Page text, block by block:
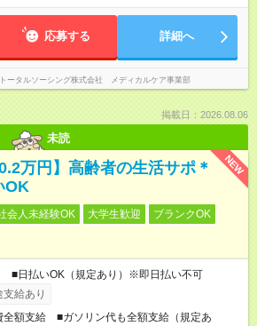
応募する 詳細へ
ータルソーシング株式会社 メディカルケア事業部
掲載日：2026.08.06
未読
NEW
万円】高齢者の生活サポ＊
OK
会人未経験OK 大学生歓迎
ブランクOK
■日払いOK（規定あり）※即日払い不可
給あり
全額支給 ■ガソリン代も全額支給（規定あ